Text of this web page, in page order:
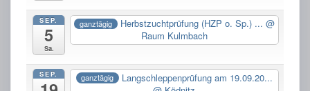
SEP.
5
Sa.
ganztägig Herbstzuchtprüfung (HZP o. Sp.) ... @
Raum Kulmbach
SEP. ganztägig
Langschleppenprüfung am 19.09.20...